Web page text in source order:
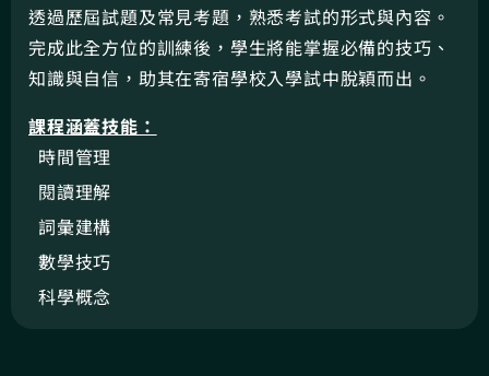
透過歷屆試題及常見考題，熟悉考試的形式與內容。
完成此全方位的訓練後，學生將能掌握必備的技巧、
知識與自信，助其在寄宿學校入學試中脫穎而出。
課程涵蓋技能：
時間管理
閱讀理解
詞彙建構
數學技巧
科學概念